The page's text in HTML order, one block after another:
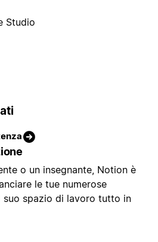
Studio
o un insegnante, Notion è
le tue numerose
suo spazio di lavoro tutto in